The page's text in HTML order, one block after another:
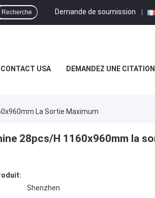
Demande de soumission |
Recherche
CONTACT USA DEMANDEZ UNE CITATION
La Sortie Maximum
28pcs/H 1160x960mm la
Shenzhen